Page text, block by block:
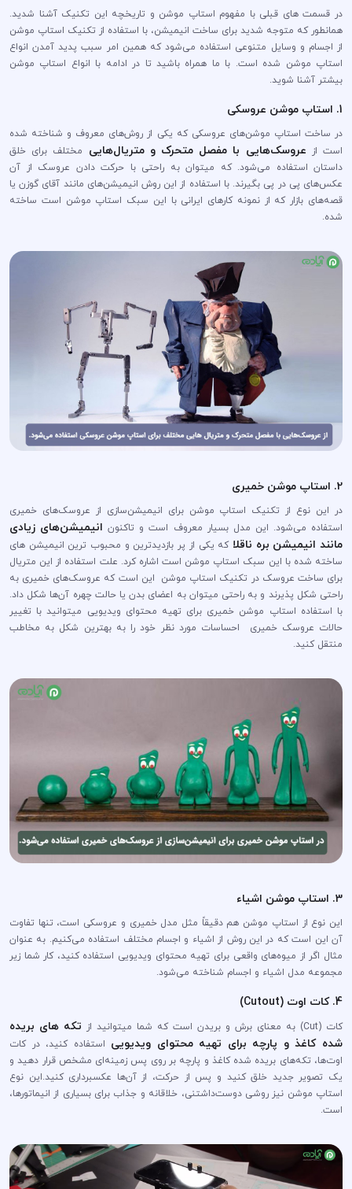
در قسمت های قبلی با مفهوم استاپ موشن و تاریخچه این تکنیک آشنا شدید.
همانطور که متوجه شدید برای ساخت انیمیشن‌، با استفاده از تکنیک استاپ موشن
از اجسام و وسایل متنوعی استفاده می‌شود که همین امر سبب پدید آمدن انواع
استاپ موشن شده است. با ما همراه باشید تا در ادامه با انواع استاپ موشن
بیشتر آشنا شوید.
1. استاپ موشن عروسکی
در ساخت استاپ موشن‌های عروسکی که یکی از روش‌های معروف و شناخته شده
است از عروسک‌هایی با مفصل متحرک و متریال‌هایی مختلف برای خلق
داستان‌ استفاده می‌شود. که میتوان به راحتی با حرکت دادن عروسک از آن
عکس‌های پی در پی بگیرند. با استفاده از این روش انیمیشن‌های مانند آقای گوزن یا
قصه‌های بازار که از نمونه کارهای ایرانی با این سبک استاپ موشن است ساخته
شده.
2. استاپ موشن خمیری
در این نوع از تکنیک استاپ موشن برای انیمیشن‌سازی از عروسک‌های خمیری
استفاده می‌شود. این مدل بسیار معروف است و تاکنون انیمیشن‌های زیادی
مانند انیمیشن بره ناقلا که یکی از پر بازدیدترین و محبوب ترین انیمیشن های
ساخته شده با این سبک استاپ موشن است اشاره کرد. علت استفاده از این متریال
برای ساخت عروسک در تکنیک استاپ موشن این است که عروسک‌های خمیری به
راحتی شکل ‌پذیرند و به راحتی میتوان به اعضای بدن یا حالت چهره آن‌ها شکل داد.
با استفاده استاپ موشن خمیری برای تهیه محتوای ویدیویی میتوانید با تغییر
حالات عروسک خمیری احساسات مورد نظر خود را به بهترین شکل به مخاطب
منتقل کنید.
3. استاپ موشن اشیاء
این نوع از استاپ موشن هم دقیقاً مثل مدل خمیری و عروسکی است، تنها تفاوت
آن این است که در این روش از اشیاء و اجسام مختلف استفاده می‌کنیم. به عنوان
مثال اگر از میوه‌های واقعی برای تهیه محتوای ویدیویی استفاده کنید، کار شما زیر
مجموعه مدل اشیاء و اجسام شناخته می‌شود.
4. کات اوت (Cutout)
کات (Cut) به معنای برش و بریدن است که شما میتوانید از
تکه های بریده
شده کاغذ و پارچه برای تهیه محتوای ویدیویی استفاده کنید، در کات
اوت‌ها، تکه‌های بریده شده کاغذ و پارچه بر روی پس زمینه‌ای مشخص قرار دهید و
یک تصویر جدید خلق کنید و پس از حرکت، از آن‌ها عکسبرداری کنید.این نوع
استاپ موشن نیز روشی دوست‌داشتنی، خلاقانه و جذاب برای بسیاری از انیماتورها،
است.